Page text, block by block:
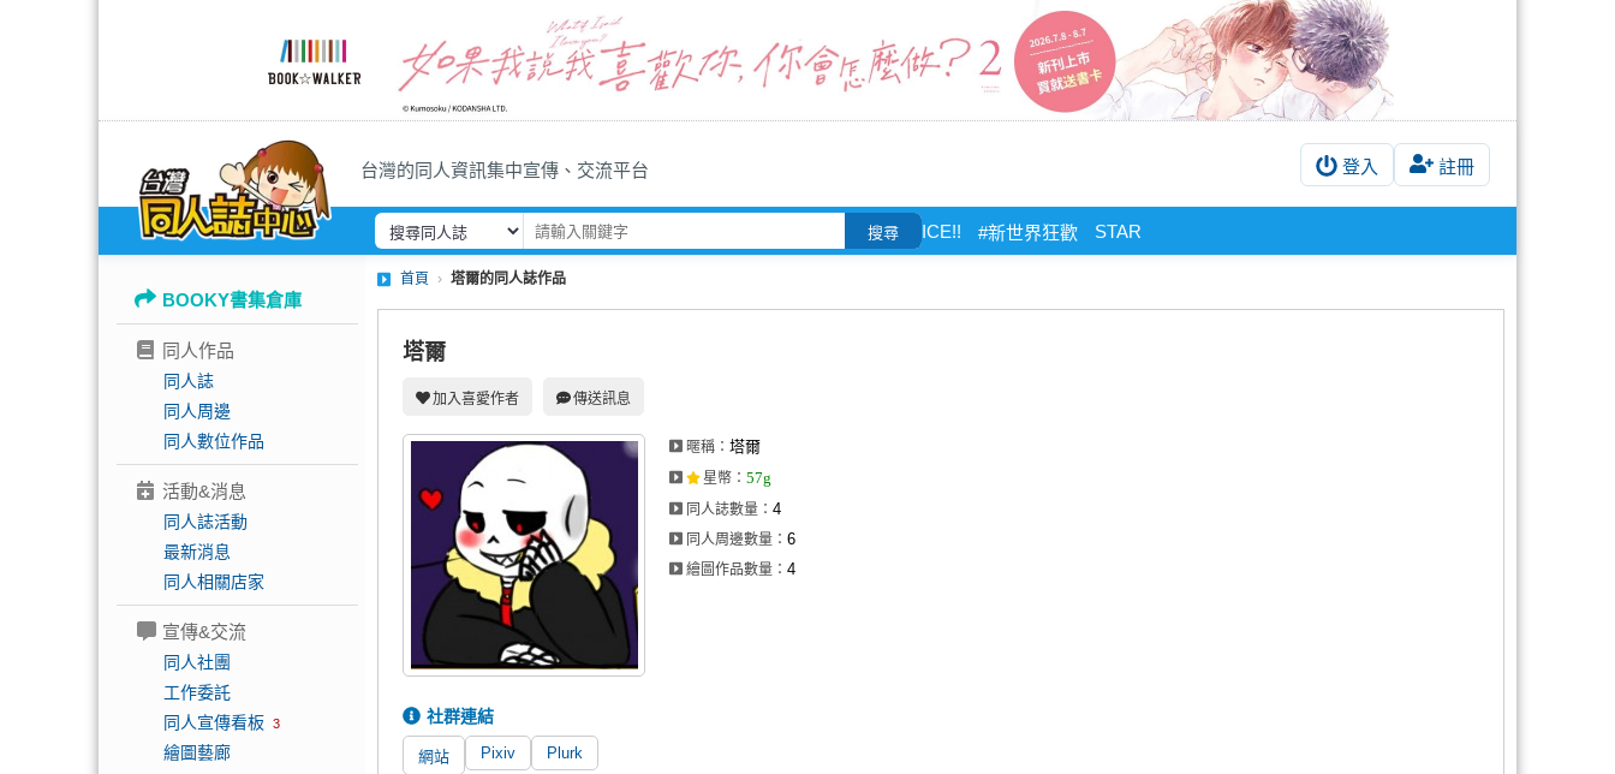
台灣的同人資訊集中宣傳、交流平台 登入 註冊
搜尋 ICE!! #新世界狂歡 STAR
BOOKY書集倉庫
同人作品
同人誌
同人周邊
同人數位作品
活動&消息
同人誌活動
最新消息
同人相關店家
宣傳&交流
同人社團
工作委託
同人宣傳看板 3
繪圖藝廊
首頁 塔爾的同人誌作品
塔爾
加入喜愛作者 傳送訊息
暱稱： 塔爾
星幣 ： 57g
同人誌數量： 4
同人周邊數量： 6
繪圖作品數量： 4
社群連結
網站 Pixiv Plurk